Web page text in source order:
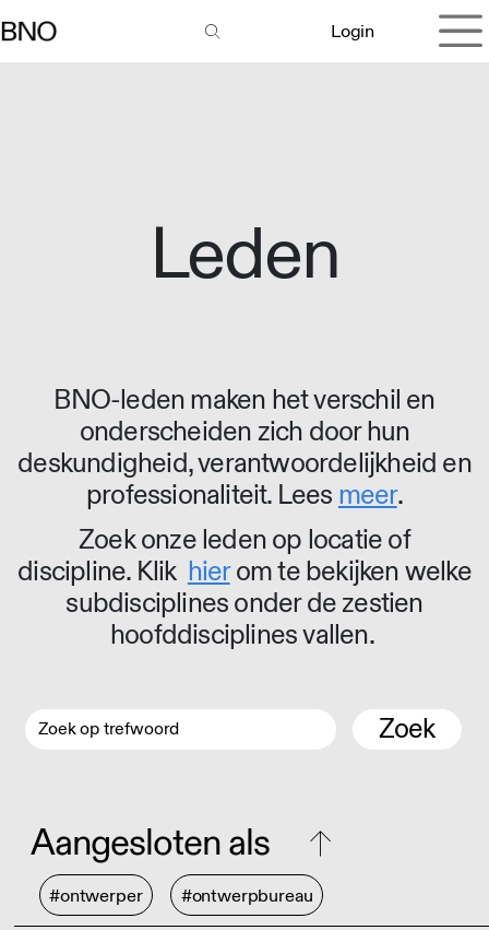
Login
Leden
BNO-leden maken het verschil en
onderscheiden zich door hun
deskundigheid, verantwoordelijkheid en
professionaliteit. Lees meer.
Zoek onze leden op locatie of
discipline. Klik hierom te bekijken welke
subdisciplines onder de zestien
hoofddisciplines vallen.
Zoek
Aangesloten als
#ontwerper #ontwerpbureau